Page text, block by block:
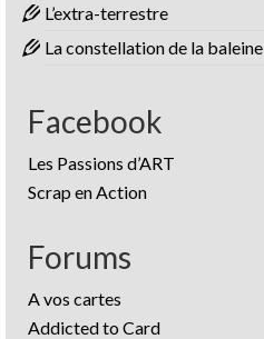
L’extra-terrestre
La constellation de la baleine
Facebook
Les Passions d’ART
Scrap en Action
Forums
A vos cartes
Addicted to Card